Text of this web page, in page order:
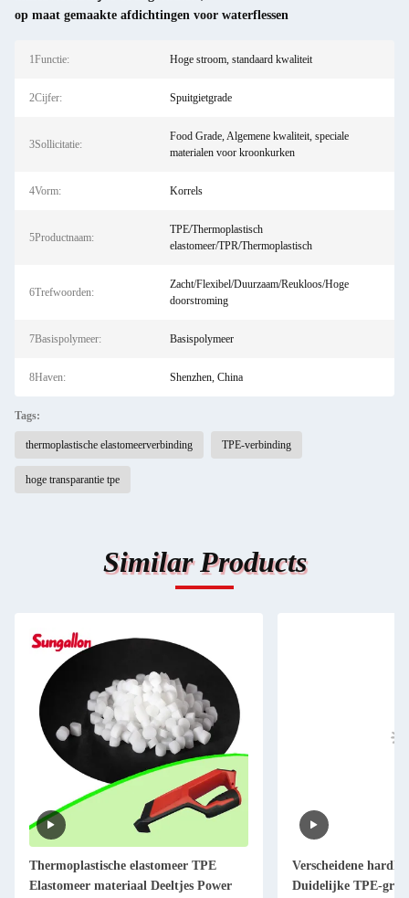
op maat gemaakte afdichtingen voor waterflessen
1Functie: Hoge stroom, standaard kwaliteit
2Cijfer: Spuitgietgrade
3Sollicitatie:
Food Grade, Algemene kwaliteit, speciale
materialen voor kroonkurken
4Vorm: Korrels
5Productnaam:
TPE/Thermoplastisch
elastomeer/TPR/Thermoplastisch
6Trefwoorden:
Zacht/Flexibel/Duurzaam/Reukloos/Hoge
doorstroming
7Basispolymeer: Basispolymeer
8Haven: Shenzhen, China
Tags:
thermoplastische elastomeerverbinding TPE-verbinding
hoge transparantie tpe
Similar Products
Thermoplastische elastomeer TPE
Elastomeer materiaal Deeltjes Power
Verscheidene
Duidelijke TPE-